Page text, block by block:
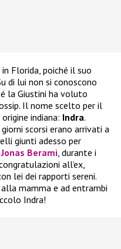
in Florida, poiché il suo
di lui non si conoscono
la Giustini ha voluto
Il nome scelto per il
indiana: Indra.
scorsi erano arrivati a
giunti adesso per
Jonas Berami, durante i
all’ex,
lei dei rapporti sereni.
mamma e ad entrambi
Indra!